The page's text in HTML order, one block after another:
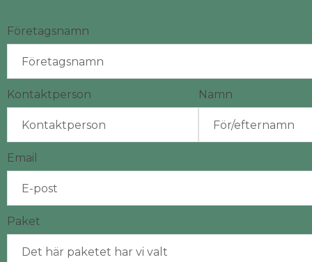
Företagsnamn
Kontaktperson Namn
Email
Paket